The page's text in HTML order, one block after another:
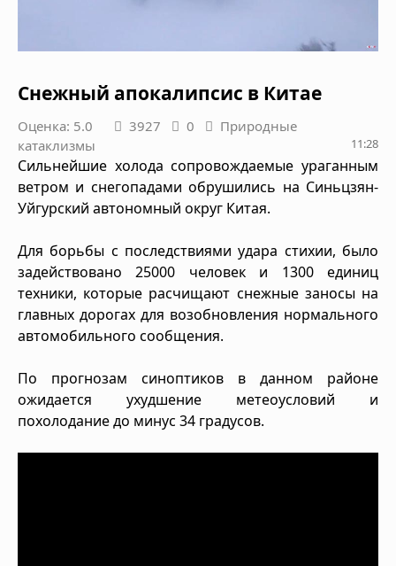
Снежный апокалипсис в Китае
Оценка: 5.0 3927 0
Природные
катаклизмы
11:28
Сильнейшие холода сопровождаемые ураганным
ветром и снегопадами обрушились на Синьцзян-
Уйгурский автономный округ Китая.
Для борьбы с последствиями удара стихии, было
задействовано 25000 человек и 1300 единиц
техники, которые расчищают снежные заносы на
главных дорогах для возобновления нормального
автомобильного сообщения.
По прогнозам синоптиков в данном районе
ожидается ухудшение метеоусловий и
похолодание до минус 34 градусов.